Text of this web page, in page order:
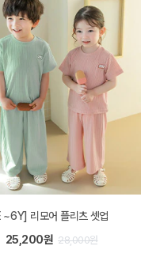
~6Y] 리모어 플리츠 셋업
25,200원 28,000원